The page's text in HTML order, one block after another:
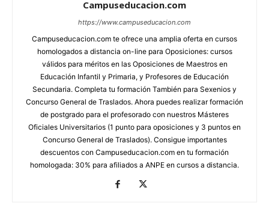
Campuseducacion.com
https://www.campuseducacion.com
Campuseducacion.com te ofrece una amplia oferta en cursos
homologados a distancia on-line para Oposiciones: cursos
válidos para méritos en las Oposiciones de Maestros en
Educación Infantil y Primaria, y Profesores de Educación
Secundaria. Completa tu formación También para Sexenios y
Concurso General de Traslados. Ahora puedes realizar formación
de postgrado para el profesorado con nuestros Másteres
Oficiales Universitarios (1 punto para oposiciones y 3 puntos en
Concurso General de Traslados). Consigue importantes
descuentos con Campuseducacion.com en tu formación
homologada: 30% para afiliados a ANPE en cursos a distancia.